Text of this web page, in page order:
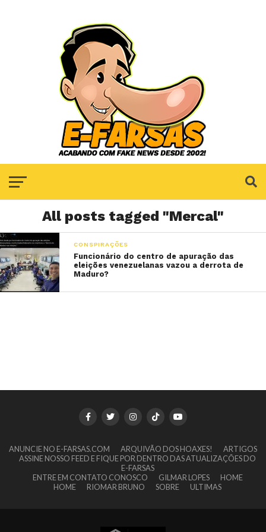
All posts tagged "Mercal"
CONSPIRAÇÕES
Funcionário do centro de apuração das
eleições venezuelanas vazou a derrota de
Maduro?
ANUNCIE NO E-FARSAS.COM ARQUIVÃO DOS HOAXES!
ARTIGOS
ASSINE NOSSO FEED E FIQUE POR DENTRO DAS ATUALIZAÇÕES DO
E-FARSAS
ENTRE EM CONTATO CONOSCO
GILMAR LOPES
HOME
HOME
RIOMAR BRUNO SOBRE ULTIMAS